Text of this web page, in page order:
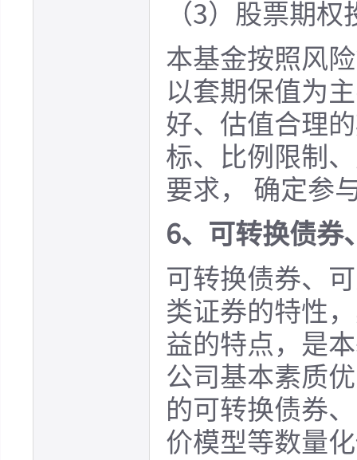
（3）股票期权
本基金按照风
以套期保值为
好、估值合理
标、比例限制
要求， 确定参
6、可转换债券
可转换债券、
类证券的特性
益的特点，是
公司基本素质
的可转换债券
价模型等数量